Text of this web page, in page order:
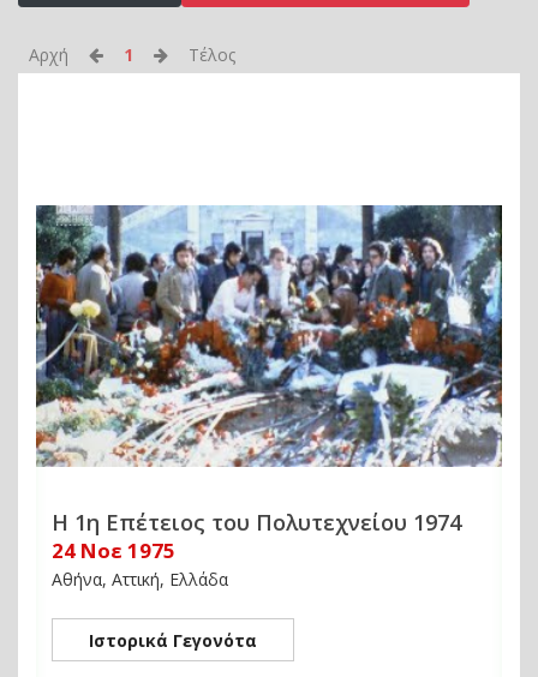
Αρχή 1 Τέλος
Η 1η Επέτειος του Πολυτεχνείου 1974
24 Νοε 1975
Αθήνα, Αττική, Ελλάδα
Ιστορικά Γεγονότα